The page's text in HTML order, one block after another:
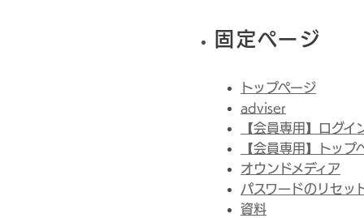
固定ページ
トップページ
adviser
【会員専用】ログイ
【会員専用】トップ
オウンドメディア
パスワードのリセッ
資料